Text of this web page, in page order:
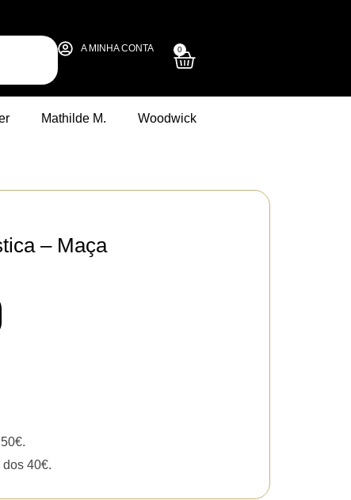
A MINHA CONTA 0
Mathilde M. Woodwick
– Maça
40€.